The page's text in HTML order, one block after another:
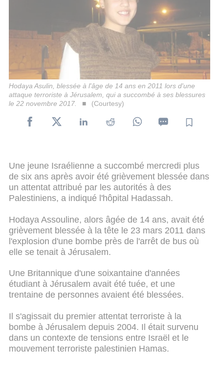
Hodaya Asulin, blessée à l'âge de 14 ans en 2011 lors d'une
attaque terroriste à Jérusalem, qui a succombé à ses blessures
le 22 novembre 2017.
(Courtesy)
Une jeune Israélienne a succombé mercredi plus
de six ans après avoir été grièvement blessée dans
un attentat attribué par les autorités à des
Palestiniens, a indiqué l'hôpital Hadassah.
Hodaya Assouline, alors âgée de 14 ans, avait été
grièvement blessée à la tête le 23 mars 2011 dans
l'explosion d'une bombe près de l'arrêt de bus où
elle se tenait à Jérusalem.
Une Britannique d'une soixantaine d'années
étudiant à Jérusalem avait été tuée, et une
trentaine de personnes avaient été blessées.
Il s'agissait du premier attentat terroriste à la
bombe à Jérusalem depuis 2004. Il était survenu
dans un contexte de tensions entre Israël et le
mouvement terroriste palestinien Hamas.